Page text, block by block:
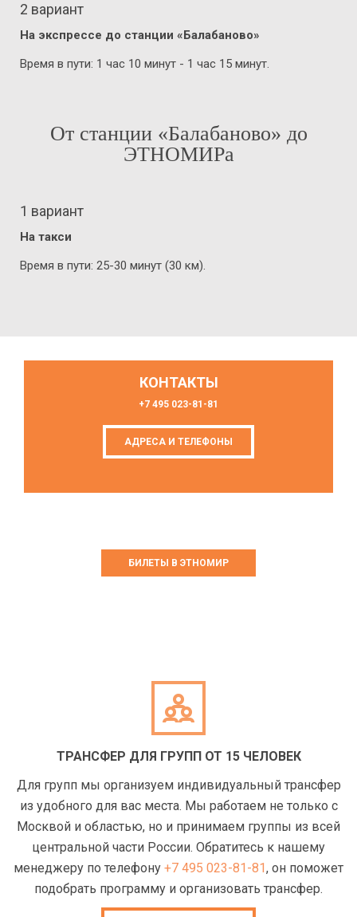
2 вариант
На экспрессе до станции «Балабаново»
Время в пути: 1 час 10 минут - 1 час 15 минут.
От станции «Балабаново» до
ЭТНОМИРа
1 вариант
На такси
Время в пути: 25-30 минут (30 км).
КОНТАКТЫ
+7 495 023-81-81
АДРЕСА И ТЕЛЕФОНЫ
БИЛЕТЫ В ЭТНОМИР
ТРАНСФЕР ДЛЯ ГРУПП ОТ 15 ЧЕЛОВЕК
Для групп мы организуем индивидуальный трансфер
из удобного для вас места. Мы работаем не только с
Москвой и областью, но и принимаем группы из всей
центральной части России. Обратитесь к нашему
менеджеру по телефону +7 495 023-81-81, он поможет
подобрать программу и организовать трансфер.